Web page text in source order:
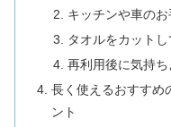
キッチンや車の
タオルをカット
再利用後に気持
長く使えるおすすめ
ント